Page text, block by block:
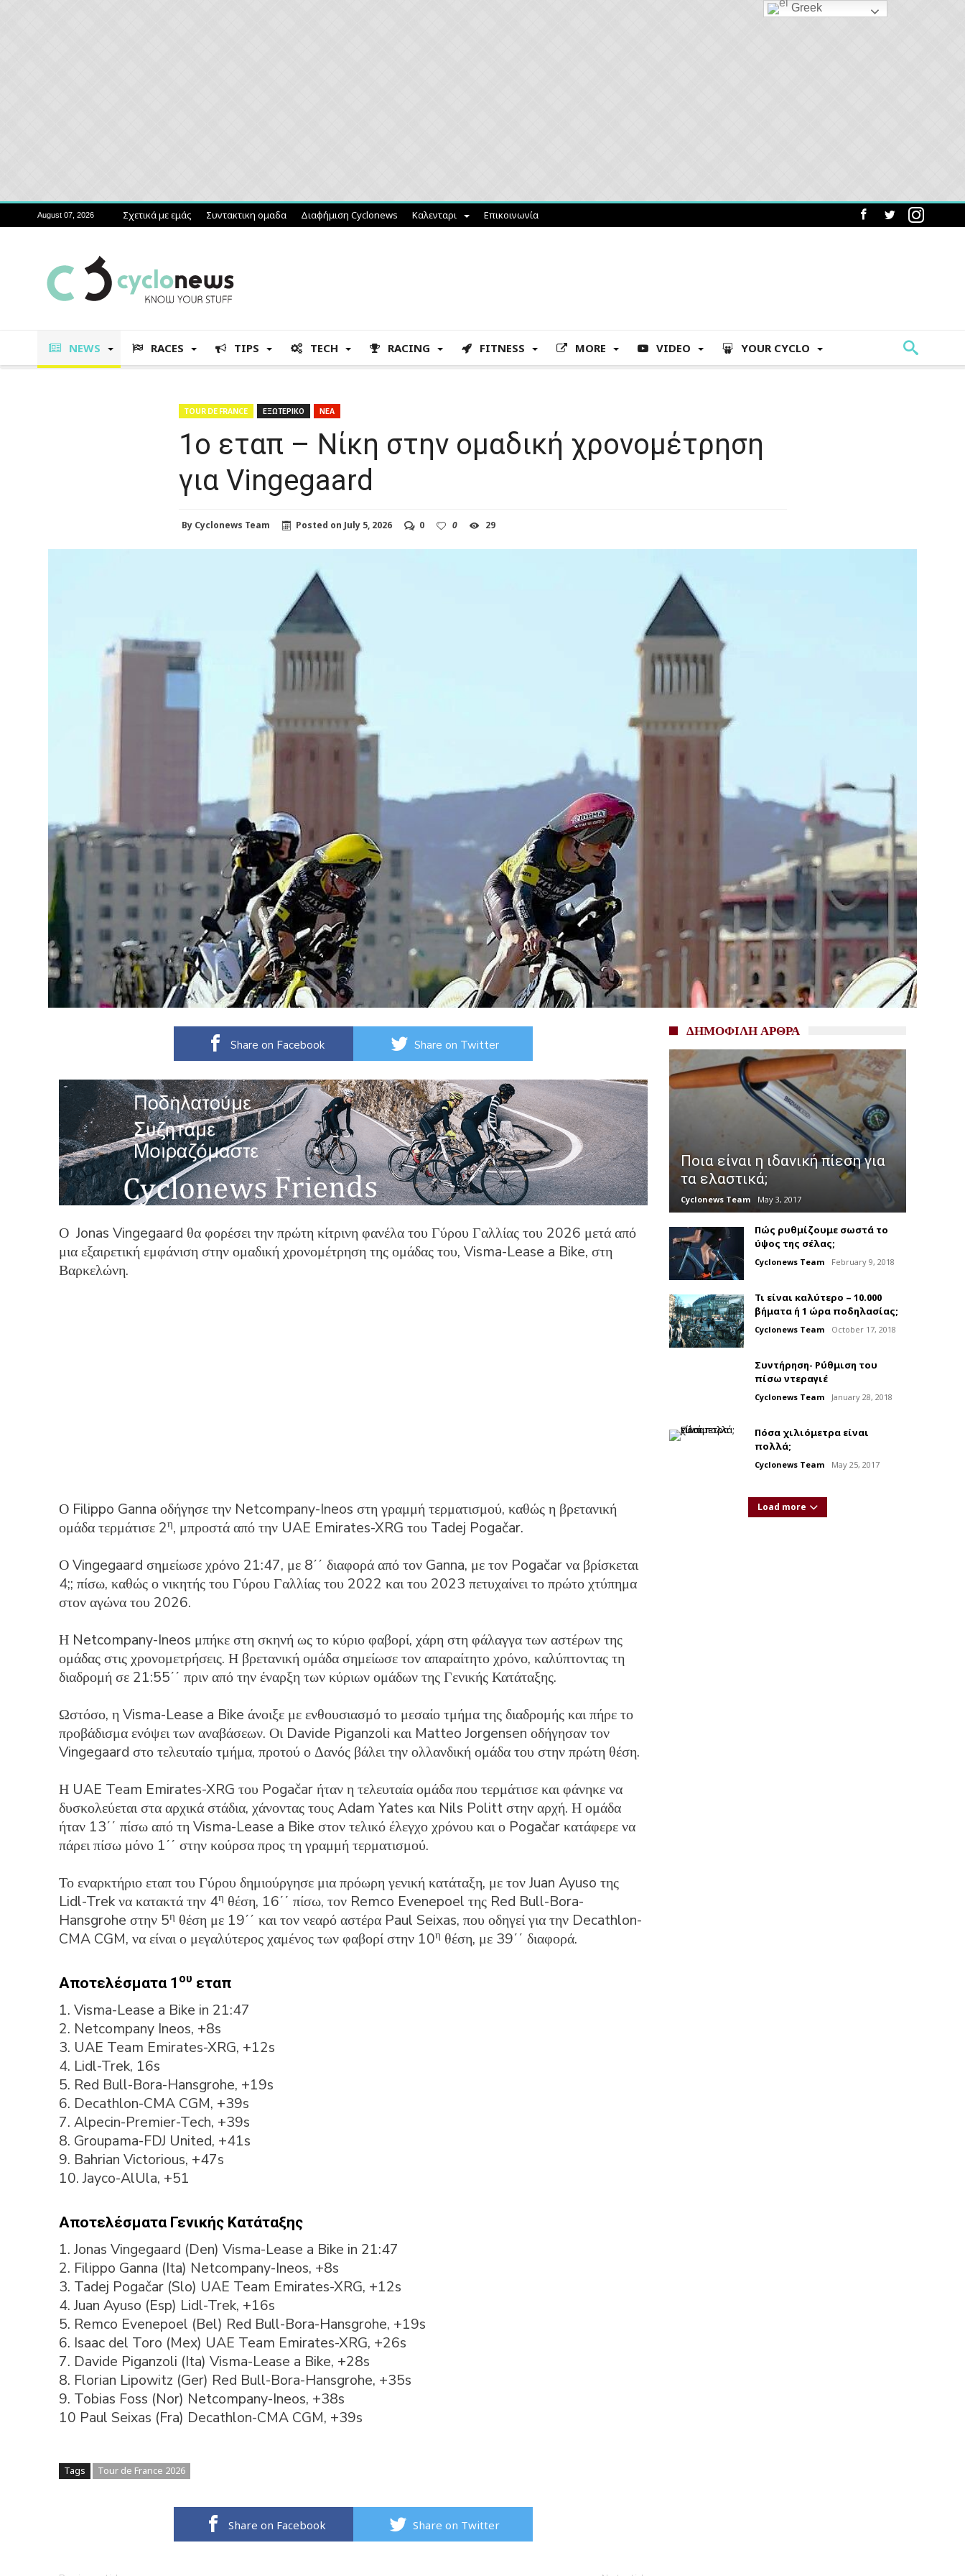
August 07, 2026 Σχετικά με εμάς Συντακτικη ομαδα Διαφήμιση Cyclonews Καλενταρι Επικοινωνία
NEWS RACES TIPS TECH RACING FITNESS MORE VIDEO YOUR CYCLO
TOUR DE FRANCE ΕΞΩΤΕΡΙΚΟ ΝΕΑ
1ο εταπ – Νίκη στην ομαδική χρονομέτρηση
για Vingegaard
By Cyclonews Team Posted on July 5, 2026 0 0 29
Share on Facebook Share on Twitter
Ο Jonas Vingegaard θα φορέσει την πρώτη κίτρινη φανέλα του Γύρου Γαλλίας του 2026 μετά από
μια εξαιρετική εμφάνιση στην ομαδική χρονομέτρηση της ομάδας του, Visma-Lease a Bike, στη
Βαρκελώνη.
Ο Filippo Ganna οδήγησε την Netcompany-Ineos στη γραμμή τερματισμού, καθώς η βρετανική
ομάδα τερμάτισε 2η, μπροστά από την UAE Emirates-XRG του Tadej Pogačar.
Ο Vingegaard σημείωσε χρόνο 21:47, με 8΄΄ διαφορά από τον Ganna, με τον Pogačar να βρίσκεται
4;; πίσω, καθώς ο νικητής του Γύρου Γαλλίας του 2022 και του 2023 πετυχαίνει το πρώτο χτύπημα
στον αγώνα του 2026.
Η Netcompany-Ineos μπήκε στη σκηνή ως το κύριο φαβορί, χάρη στη φάλαγγα των αστέρων της
ομάδας στις χρονομετρήσεις. Η βρετανική ομάδα σημείωσε τον απαραίτητο χρόνο, καλύπτοντας τη
διαδρομή σε 21:55΄΄ πριν από την έναρξη των κύριων ομάδων της Γενικής Κατάταξης.
Ωστόσο, η Visma-Lease a Bike άνοιξε με ενθουσιασμό το μεσαίο τμήμα της διαδρομής και πήρε το
προβάδισμα ενόψει των αναβάσεων. Οι Davide Piganzoli και Matteo Jorgensen οδήγησαν τον
Vingegaard στο τελευταίο τμήμα, προτού ο Δανός βάλει την ολλανδική ομάδα του στην πρώτη θέση.
Η UAE Team Emirates-XRG του Pogačar ήταν η τελευταία ομάδα που τερμάτισε και φάνηκε να
δυσκολεύεται στα αρχικά στάδια, χάνοντας τους Adam Yates και Nils Politt στην αρχή. Η ομάδα
ήταν 13΄΄ πίσω από τη Visma-Lease a Bike στον τελικό έλεγχο χρόνου και ο Pogačar κατάφερε να
πάρει πίσω μόνο 1΄΄ στην κούρσα προς τη γραμμή τερματισμού.
Το εναρκτήριο εταπ του Γύρου δημιούργησε μια πρόωρη γενική κατάταξη, με τον Juan Ayuso της
Lidl-Trek να κατακτά την 4η θέση, 16΄΄ πίσω, τον Remco Evenepoel της Red Bull-Bora-
Hansgrohe στην 5η θέση με 19΄΄ και τον νεαρό αστέρα Paul Seixas, που οδηγεί για την Decathlon-
CMA CGM, να είναι ο μεγαλύτερος χαμένος των φαβορί στην 10η θέση, με 39΄΄ διαφορά.
Αποτελέσματα 1 ου εταπ
1. Visma-Lease a Bike in 21:47
2. Netcompany Ineos, +8s
3. UAE Team Emirates-XRG, +12s
4. Lidl-Trek, 16s
5. Red Bull-Bora-Hansgrohe, +19s
6. Decathlon-CMA CGM, +39s
7. Alpecin-Premier-Tech, +39s
8. Groupama-FDJ United, +41s
9. Bahrian Victorious, +47s
10. Jayco-AlUla, +51
Αποτελέσματα Γενικής Κατάταξης
1. Jonas Vingegaard (Den) Visma-Lease a Bike in 21:47
2. Filippo Ganna (Ita) Netcompany-Ineos, +8s
3. Tadej Pogačar (Slo) UAE Team Emirates-XRG, +12s
4. Juan Ayuso (Esp) Lidl-Trek, +16s
5. Remco Evenepoel (Bel) Red Bull-Bora-Hansgrohe, +19s
6. Isaac del Toro (Mex) UAE Team Emirates-XRG, +26s
7. Davide Piganzoli (Ita) Visma-Lease a Bike, +28s
8. Florian Lipowitz (Ger) Red Bull-Bora-Hansgrohe, +35s
9. Tobias Foss (Nor) Netcompany-Ineos, +38s
10 Paul Seixas (Fra) Decathlon-CMA CGM, +39s
Tags Tour de France 2026
Share on Facebook Share on Twitter
ΔΗΜΟΦΙΛΗ ΑΡΘΡΑ
Ποια είναι η ιδανική πίεση για
τα ελαστικά;
Cyclonews Team May 3, 2017
Πώς ρυθμίζουμε σωστά το
ύψος της σέλας;
Cyclonews Team February 9, 2018
Τι είναι καλύτερο – 10.000
βήματα ή 1 ώρα ποδηλασίας;
Cyclonews Team October 17, 2018
Συντήρηση- Ρύθμιση του
πίσω ντεραγιέ
Cyclonews Team January 28, 2018
Πόσα χιλιόμετρα είναι
πολλά;
Cyclonews Team May 25, 2017
Load more
Greek